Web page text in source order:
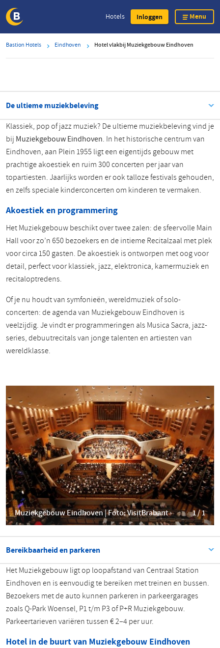
inhoud
gaan
Hotels Inloggen Menu
Bastion Hotels Eindhoven Hotel vlakbij Muziekgebouw Eindhoven
De ultieme muziekbeleving
Klassiek, pop of jazz muziek? De ultieme muziekbeleving vind je
bij Muziekgebouw Eindhoven. In het historische centrum van
Eindhoven, aan Plein 1955 ligt een eigentijds gebouw met
prachtige akoestiek en ruim 300 concerten per jaar van
topartiesten. Jaarlijks worden er ook talloze festivals gehouden,
en zelfs speciale kinderconcerten om kinderen te vermaken.
Akoestiek en programmering
Het Muziekgebouw beschikt over twee zalen: de sfeervolle Main
Hall voor zo’n 650 bezoekers en de intieme Recitalzaal met plek
voor circa 150 gasten. De akoestiek is ontworpen met oog voor
detail, perfect voor klassiek, jazz, elektronica, kamermuziek en
recitaloptredens.
Of je nu houdt van symfonieën, wereldmuziek of solo-
concerten: de agenda van Muziekgebouw Eindhoven is
veelzijdig. Je vindt er programmeringen als Musica Sacra, jazz-
series, debuutrecitals van jonge talenten en artiesten van
wereldklasse.
Muziekgebouw Eindhoven | Foto: VisitBrabant 1 / 1
Bereikbaarheid en parkeren
Het Muziekgebouw ligt op loopafstand van Centraal Station
Eindhoven en is eenvoudig te bereiken met treinen en bussen.
Bezoekers met de auto kunnen parkeren in parkeergarages
zoals Q-Park Woensel, P1 t/m P3 of P+R Muziekgebouw.
Parkeertarieven variëren tussen € 2–4 per uur.
Hotel in de buurt van Muziekgebouw Eindhoven